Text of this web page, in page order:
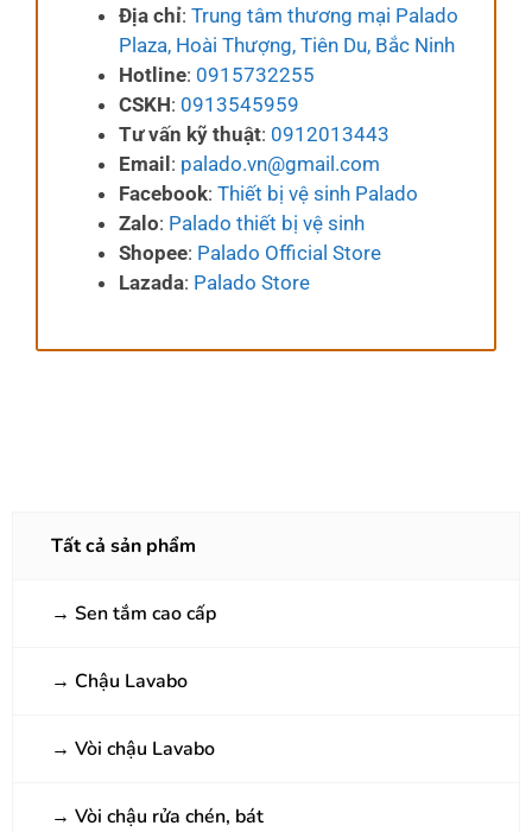
Địa chỉ: Trung tâm thương mại Palado
Plaza, Hoài Thượng, Tiên Du, Bắc Ninh
Hotline: 0915732255
CSKH: 0913545959
Tư vấn kỹ thuật: 0912013443
Email : palado.vn@gmail.com
Facebook: Thiết bị vệ sinh Palado
Zalo: Palado thiết bị vệ sinh
Shopee: Palado Official Store
Lazada: Palado Store
Tất cả sản phẩm
→ Sen tắm cao cấp
→ Chậu Lavabo
→ Vòi chậu Lavabo
→ Vòi chậu rửa chén, bát